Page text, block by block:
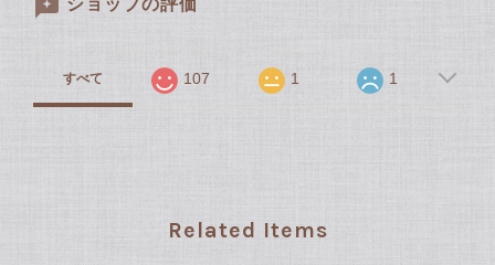
ショップの評価
すべて 107 1 1
Related Items